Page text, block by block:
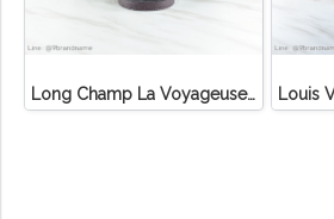
Long Champ La Voyageuse Bag Leather